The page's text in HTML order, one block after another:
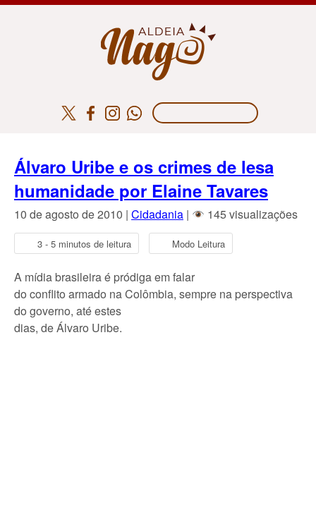
Álvaro Uribe e os crimes de lesa
humanidade por Elaine Tavares
10 de agosto de 2010 | Cidadania | 145 visualizações
3 - 5 minutos de leitura Modo Leitura
A mídia brasileira é pródiga em falar
do conflito armado na Colômbia, sempre na perspectiva
do governo, até estes
dias, de Álvaro Uribe.